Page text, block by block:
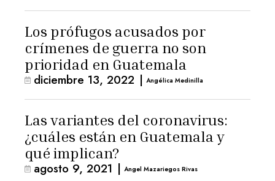
Los prófugos acusados por
crímenes de guerra no son
prioridad en Guatemala
diciembre 13, 2022 | Angélica Medinilla
Las variantes del coronavirus:
¿cuáles están en Guatemala y
qué implican?
agosto 9, 2021 | Angel Mazariegos Rivas